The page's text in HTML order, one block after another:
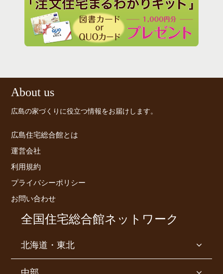
年収200万円からのマイ住まい選びの新基準
大人の素敵インテリア..
日用品の定番..
理術..
About us
広島の家づくりに役立つ情報をお届けします。
広島住宅総合館とは
運営会社
利用規約
プライバシーポリシー
お問い合わせ
全国住宅総合館ネットワーク
北海道・東北